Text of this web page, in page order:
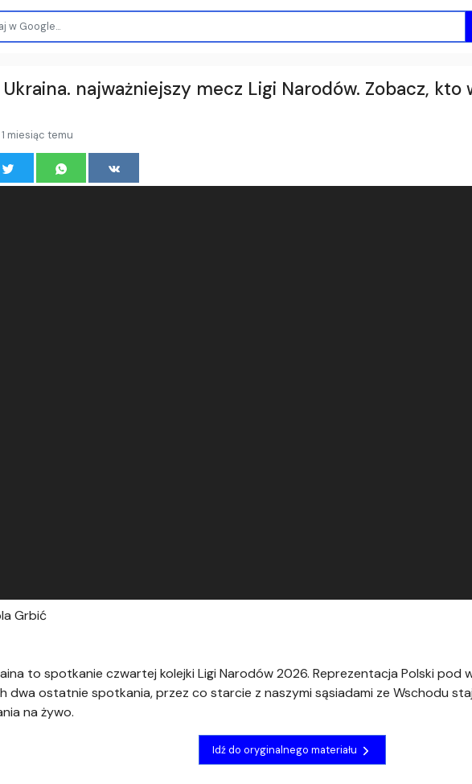
najważniejszy mecz Ligi Narodów. Zobacz, kto
1 miesiąc temu
Grbić
to spotkanie czwartej kolejki Ligi Narodów 2026. Reprezentacja Polski pod
dwa ostatnie spotkania, przez co starcie z naszymi sąsiadami ze Wschodu
na żywo.
Idź do oryginalnego materiału